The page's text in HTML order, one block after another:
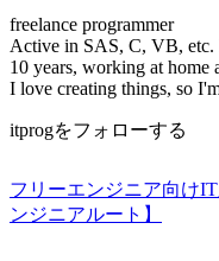
freelance programmer
Active in SAS, C, VB,
10 years, working at home
I love creating things, so
itprogをフォローする
フリーエンジニア向け
ンジニアルート】